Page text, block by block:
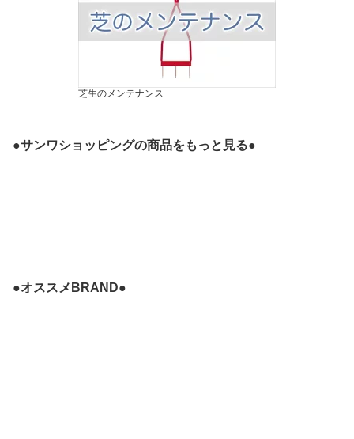
芝生のメンテナンス
●サンワショッピングの商品をもっと見る●
●オススメBRAND●